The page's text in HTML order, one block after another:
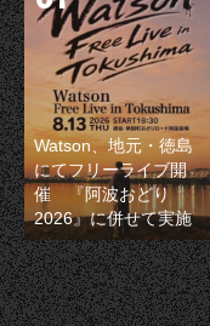
Watson、地元・徳島
にてフリーライブ開
催 『阿波おどり
2026』に併せて実施